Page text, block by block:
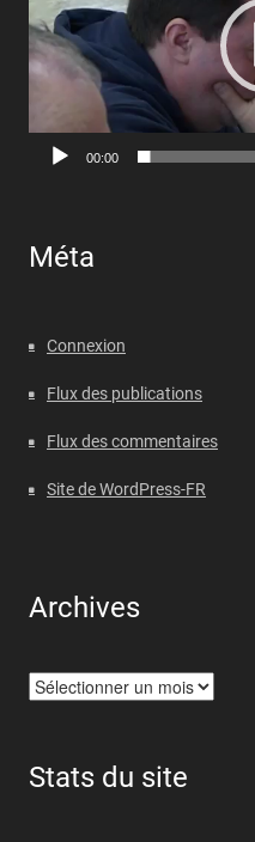
00:00
Méta
Connexion
Flux des publications
Flux des commentaires
Site de WordPress-FR
Archives
Archives
Stats du site